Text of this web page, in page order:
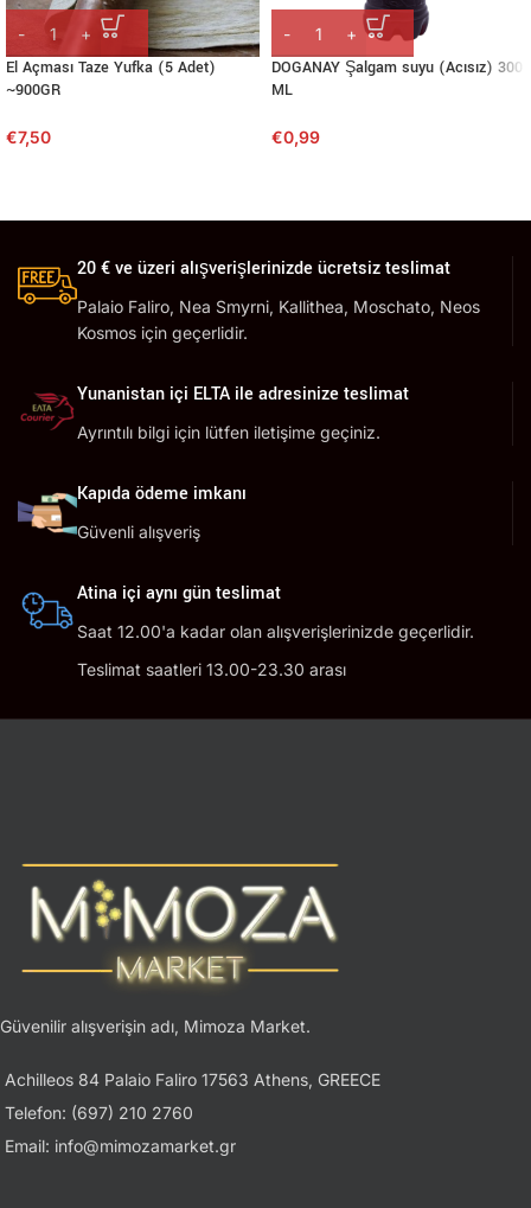
El Açması Taze Yufka (5 Adet)
~900GR
€7,50
DOGANAY Şalgam suyu (Acısız) 300
ML
€0,99
20 € ve üzeri alışverişlerinizde ücretsiz teslimat
Palaio Faliro, Nea Smyrni, Kallithea, Moschato, Neos
Kosmos için geçerlidir.
Yunanistan içi ELTA ile adresinize teslimat
Ayrıntılı bilgi için lütfen iletişime geçiniz.
Kapıda ödeme imkanı
Güvenli alışveriş
Atina içi aynı gün teslimat
Saat 12.00'a kadar olan alışverişlerinizde geçerlidir.
Teslimat saatleri 13.00-23.30 arası
Güvenilir alışverişin adı, Mimoza Market.
Achilleos 84 Palaio Faliro 17563 Athens, GREECE
Telefon: (697) 210 2760
Email: info@mimozamarket.gr